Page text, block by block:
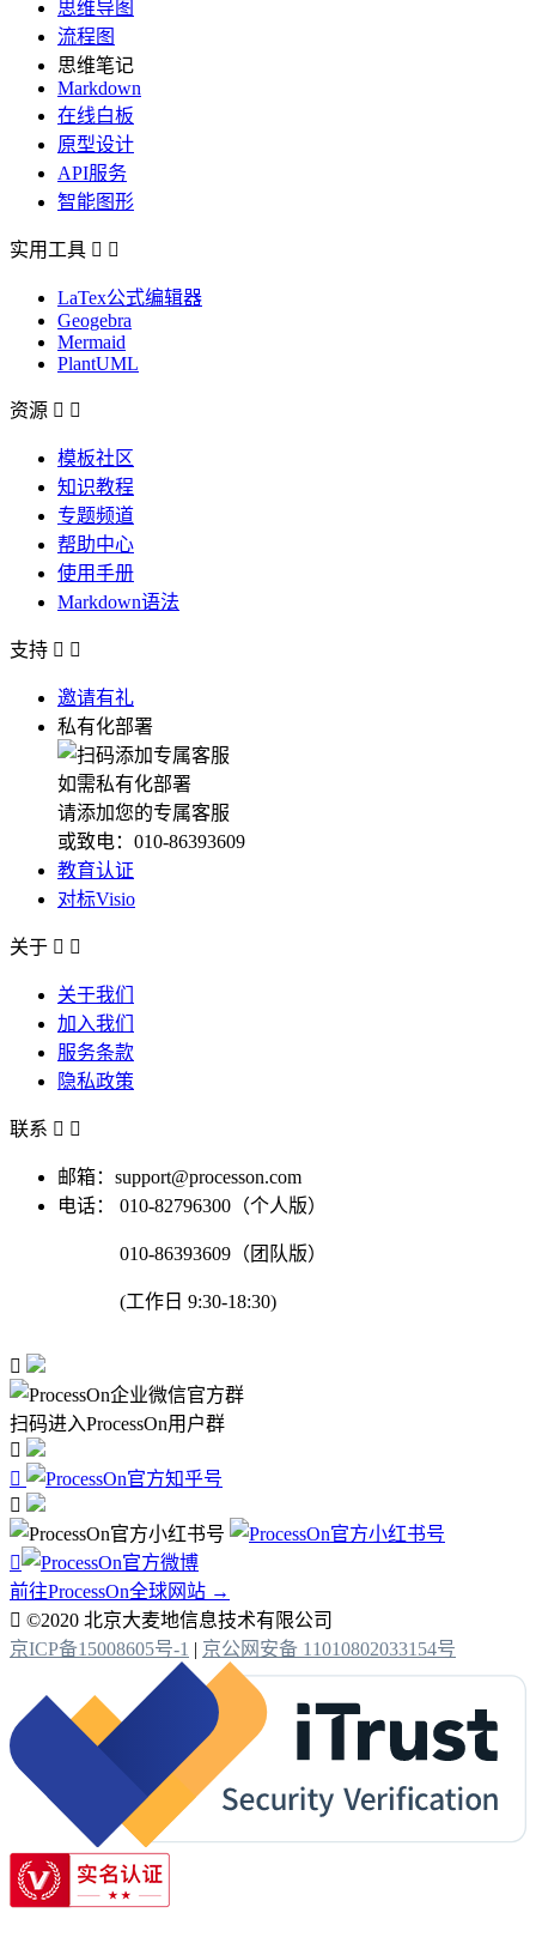
思维导图
流程图
思维笔记
Markdown
在线白板
原型设计
API服务
智能图形
实用工具  
LaTex公式编辑器
Geogebra
Mermaid
PlantUML
资源  
模板社区
知识教程
专题频道
帮助中心
使用手册
Markdown语法
支持  
邀请有礼
私有化部署
如需私有化部署
请添加您的专属客服
或致电：010-86393609
教育认证
对标Visio
关于  
关于我们
加入我们
服务条款
隐私政策
联系  
邮箱：support@processon.com
电话：
010-82796300（个人版）
010-86393609（团队版）
(工作日 9:30-18:30)

扫码进入ProcessOn用户群




前往ProcessOn全球网站 →
 ©2020 北京大麦地信息技术有限公司
京ICP备15008605号-1 | 京公网安备 11010802033154号